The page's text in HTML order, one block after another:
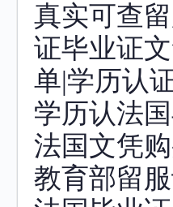
真实可查
证毕业证
单|学历认
学历认法
法国文凭
教育部留